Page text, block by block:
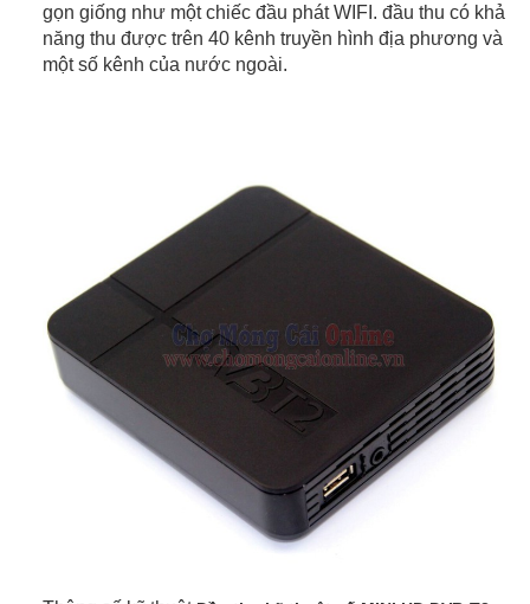
gọn giống như một chiếc đầu phát WIFI. đầu thu có khả
năng thu được trên 40 kênh truyền hình địa phương và
một số kênh của nước ngoài.